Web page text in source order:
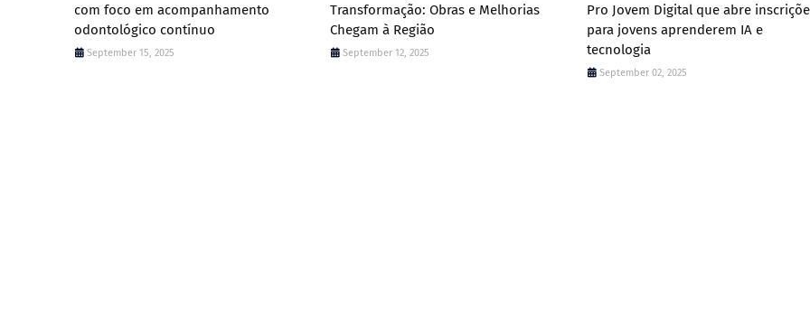
com foco em acompanhamento
odontológico contínuo
September 15, 2025
Transformação: Obras e Melhorias
Chegam à Região
September 12, 2025
Pro Jovem Digital que abre
para jovens aprenderem IA e
tecnologia
September 02, 2025